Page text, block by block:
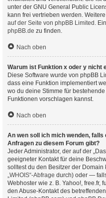
unter der GNU General Public
kann frei vertrieben werden.
auf der Seite von phpBB Limited .
phpBB.de zu finden.
Nach oben
Warum ist Funktion x oder y nicht
Diese Software wurde von phpBB
dass eine Funktion implementiert
wo du deine Stimme für
Funktionen vorschlagen kannst.
Nach oben
An wen soll ich mich wenden,
Anfragen zu diesem Forum gibt?
Jeder Administrator, der auf der
geeigneter Kontakt für deine
solltest du den Besitzer der
„WHOIS“-Abfrage durch) oder —
Webhoster wie z. B. Yahoo!,
den Abuse-Kontakt des